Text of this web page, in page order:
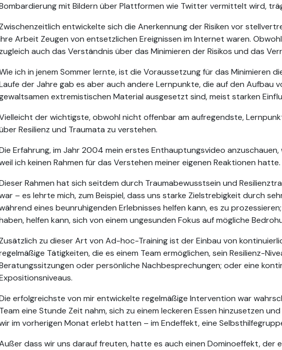
mit Bildern über Plattformen wie Twitter vermittelt wird,
Zwischenzeitlich entwickelte sich die Anerkennung der Risiken vor
Arbeit Zeugen von entsetzlichen Ereignissen im Internet waren.
zugleich auch das Verständnis über das Minimieren der Risikos und das
ich in jenem Sommer lernte, ist die Voraussetzung für das Minimieren
der Jahre gab es aber auch andere Lernpunkte, die auf den Aufbau
extremistischen Material ausgesetzt sind, meist starken
der wichtigste, obwohl nicht offenbar am aufregendste,
Resilienz und Traumata zu verstehen.
Erfahrung, im Jahr 2004 mein erstes Enthauptungsvideo
ich keinen Rahmen für das Verstehen meiner eigenen Reaktionen hatte.
Rahmen hat sich seitdem durch Traumabewusstsein und
– es lehrte mich, zum Beispiel, dass uns starke Zielstrebigkeit durch
eines beunruhigenden Erlebnisses helfen kann, es zu
helfen kann, sich von einem ungesunden Fokus auf mögliche
Zusätzlich zu dieser Art von Ad-hoc-Training ist der Einbau von
Tätigkeiten, die es einem Team ermöglichen, sein Resilienz-
oder persönliche Nachbesprechungen; oder eine
erfolgreichste von mir entwickelte regelmäßige Intervention war
Team eine Stunde Zeit nahm, sich zu einem leckeren Essen hinzusetzen
im vorherigen Monat erlebt hatten – im Endeffekt, eine
dass wir uns darauf freuten, hatte es auch einen Dominoeffekt, der